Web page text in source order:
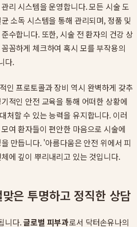
리 시스템을 운영합니다. 모든 시술 도
소독 시스템을 통해 관리되며, 정품 및
수합니다. 또한, 시술 전 환자의 건강 상
꼼하게 체크하여 혹시 모를 부작용의
다.
인 프로토콜과 장비 역시 완벽하게 갖추
적인 안전 교육을 통해 어떠한 상황에
처할 수 있는 능력을 유지합니다. 이러
여 환자들이 편안한 마음으로 시술에
만듭니다. '아름다움은 안전 위에서 피
에 깊이 뿌리내리고 있는 것입니다.
은 투명하고 정직한 상담
니다.글로벌 피부과로서 닥터손유나의